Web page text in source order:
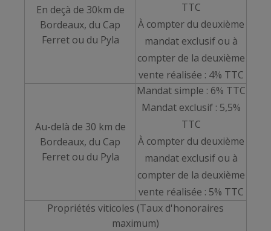
En deçà de 30km de
Bordeaux, du Cap
Ferret ou du Pyla
TTC
À compter du deuxième
mandat exclusif ou à
compter de la deuxième
vente réalisée : 4% TTC
Au-delà de 30 km de
Bordeaux, du Cap
Ferret ou du Pyla
Mandat simple : 6% TTC
Mandat exclusif : 5,5%
TTC
À compter du deuxième
mandat exclusif ou à
compter de la deuxième
vente réalisée : 5% TTC
Propriétés viticoles (Taux d'honoraires
maximum)